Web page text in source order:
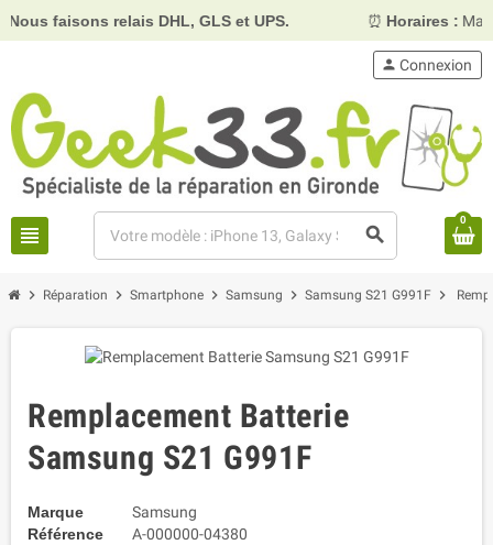
relais DHL, GLS et UPS. Horaires :Mardi,
view_headline search
person Connexion
0
chevron_right Réparation chevron_right Smartphone chevron_right Samsung chevron_right Samsung S21 G991F chevron_right
Remplacement Batterie
Samsung S21 G991F
Marque
Samsung
Référence
A-000000-04380